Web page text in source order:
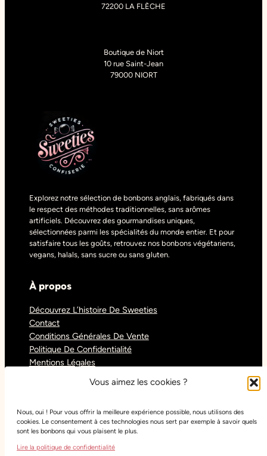
Vous aimez les cookies ?
Nous, oui ! Pour vous offrir la meilleure expérience possible, nous utilisons des
cookies. Le consentement à ces technologies nous sert par exemple à savoir quels
sont les bonbons qui vous plaisent le plus.
Lire la politique de confidentialité
72200 LA FLÈCHE
Boutique de Niort
10 rue Saint-Jean
79000 NIORT
Explorez notre sélection de bonbons anglais, fabriqués dans
le respect des méthodes traditionnelles, sans arômes
artificiels. Découvrez des gourmandises uniques,
sélectionnées parmi les spécialités du monde entier. Et pour
satisfaire tous les goûts, retrouvez nos bonbons végétariens,
vegans, halals, sans sucre ou sans gluten.
À propos
Découvrez L’histoire De Sweeties
Contact
Conditions Générales De Vente
Politique De Confidentialité
Mentions Légales
Réseaux sociaux
Instagram